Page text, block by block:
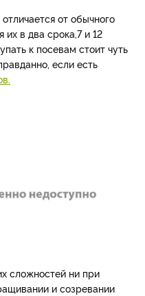
от обычного
их в два срока,7 и 12
к посевам стоит чуть
если есть
сложностей ни при
и созревании